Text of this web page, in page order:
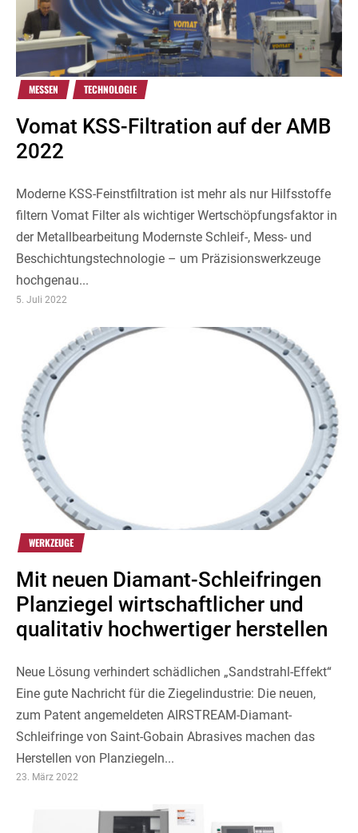
MESSEN TECHNOLOGIE
Vomat KSS-Filtration auf der AMB
2022
Moderne KSS-Feinstfiltration ist mehr als nur Hilfsstoffe
filtern Vomat Filter als wichtiger Wertschöpfungsfaktor in
der Metallbearbeitung Modernste Schleif-, Mess- und
Beschichtungstechnologie – um Präzisionswerkzeuge
hochgenau...
5. Juli 2022
WERKZEUGE
Mit neuen Diamant-Schleifringen
Planziegel wirtschaftlicher und
qualitativ hochwertiger herstellen
Neue Lösung verhindert schädlichen „Sandstrahl-Effekt“
Eine gute Nachricht für die Ziegelindustrie: Die neuen,
zum Patent angemeldeten AIRSTREAM-Diamant-
Schleifringe von Saint-Gobain Abrasives machen das
Herstellen von Planziegeln...
23. März 2022